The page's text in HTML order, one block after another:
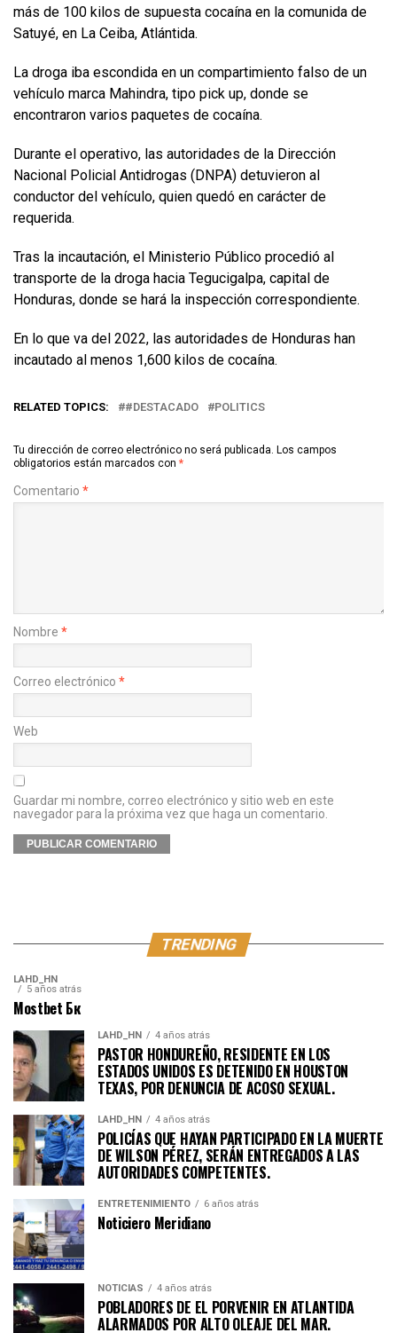
más de 100 kilos de supuesta cocaína en la comunida de
Satuyé, en La Ceiba, Atlántida.
La droga iba escondida en un compartimiento falso de un
vehículo marca Mahindra, tipo pick up, donde se
encontraron varios paquetes de cocaína.
Durante el operativo, las autoridades de la Dirección
Nacional Policial Antidrogas (DNPA) detuvieron al
conductor del vehículo, quien quedó en carácter de
requerida.
Tras la incautación, el Ministerio Público procedió al
transporte de la droga hacia Tegucigalpa, capital de
Honduras, donde se hará la inspección correspondiente.
En lo que va del 2022, las autoridades de Honduras han
incautado al menos 1,600 kilos de cocaína.
RELATED TOPICS: #DESTACADO POLITICS
Tu dirección de correo electrónico no será publicada. Los campos
obligatorios están marcados con *
Comentario *
Nombre *
Correo electrónico *
Web
Guardar mi nombre, correo electrónico y sitio web en este
navegador para la próxima vez que haga un comentario.
TRENDING
LAHD_HN
5 años atrás
Mostbet Бк
LAHD_HN 4 años atrás
PASTOR HONDUREÑO, RESIDENTE EN LOS
ESTADOS UNIDOS ES DETENIDO EN HOUSTON
TEXAS, POR DENUNCIA DE ACOSO SEXUAL.
LAHD_HN 4 años atrás
POLICÍAS QUE HAYAN PARTICIPADO EN LA MUERTE
DE WILSON PÉREZ, SERÁN ENTREGADOS A LAS
AUTORIDADES COMPETENTES.
ENTRETENIMIENTO 6 años atrás
Noticiero Meridiano
NOTICIAS 4 años atrás
POBLADORES DE EL PORVENIR EN ATLANTIDA
ALARMADOS POR ALTO OLEAJE DEL MAR.